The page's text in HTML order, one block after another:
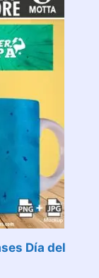
Día del